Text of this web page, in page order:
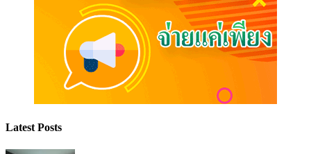
Latest Posts